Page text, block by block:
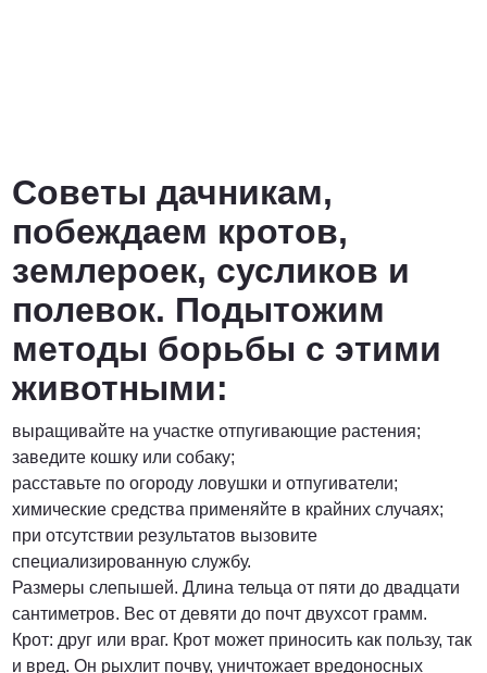
Советы дачникам,
побеждаем кротов,
землероек, сусликов и
полевок. Подытожим
методы борьбы с этими
животными:
выращивайте на участке отпугивающие растения;
заведите кошку или собаку;
расставьте по огороду ловушки и отпугиватели;
химические средства применяйте в крайних случаях;
при отсутствии результатов вызовите
специализированную службу.
Размеры слепышей. Длина тельца от пяти до двадцати
сантиметров. Вес от девяти до почт двухсот грамм.
Крот: друг или враг. Крот может приносить как пользу, так
и вред. Он рыхлит почву, уничтожает вредоносных